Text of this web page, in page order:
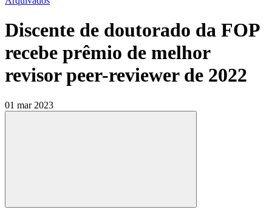
Discente de doutorado da FOP
recebe prêmio de melhor
revisor peer-reviewer de 2022
01 mar 2023
Compartilhar